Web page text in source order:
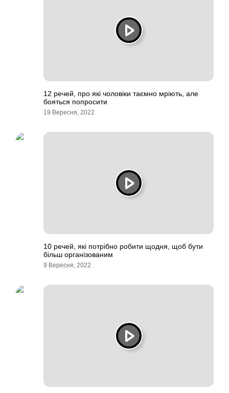
12 речей, про які чоловіки таємно мріють, але
бояться попросити
19 Вересня, 2022
10 речей, які потрібно робити щодня, щоб бути
більш організованим
9 Вересня, 2022